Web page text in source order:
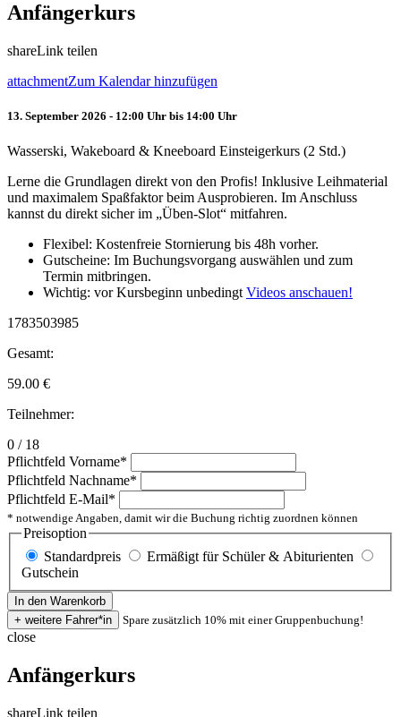
Anfängerkurs
shareLink teilen
attachmentZum Kalendar hinzufügen
13. September 2026 - 12:00 Uhr bis 14:00 Uhr
Wasserski, Wakeboard & Kneeboard Einsteigerkurs (2 Std.)
Lerne die Grundlagen direkt von den Profis! Inklusive Leihmaterial
und maximalem Spaßfaktor beim Ausprobieren. Im Anschluss
kannst du direkt sicher im „Üben-Slot“ mitfahren.
Flexibel: Kostenfreie Stornierung bis 48h vorher.
Gutscheine: Im Buchungsvorgang auswählen und zum
Termin mitbringen.
Wichtig: vor Kursbeginn unbedingt Videos anschauen!
1783503985
Gesamt:
59.00 €
Teilnehmer:
0 / 18
Pflichtfeld Vorname*
Pflichtfeld Nachname*
Pflichtfeld E-Mail*
* notwendige Angaben, damit wir die Buchung richtig zuordnen können
Preisoption
Standardpreis
Ermäßigt für Schüler & Abiturienten
Gutschein
Spare zusätzlich 10% mit einer Gruppenbuchung!
close
Anfängerkurs
shareLink teilen